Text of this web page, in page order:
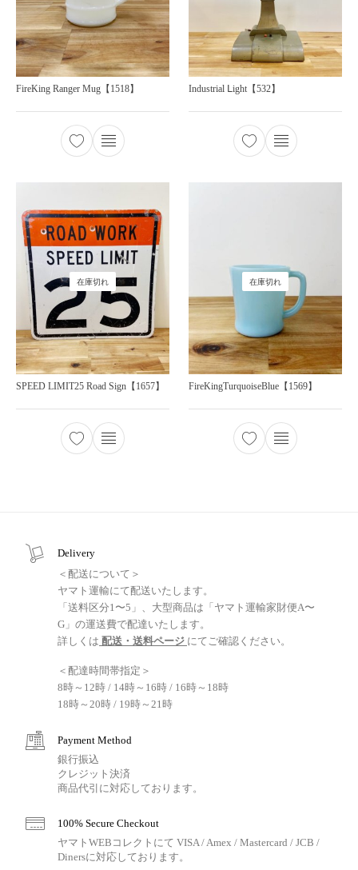
FireKing Ranger Mug【1518】 Industrial Ⅼight【532】
在庫切れ
SPEED LIMIT25 Road Sign【1657】
在庫切れ
FireKingTurquoiseBlue【1569】
Delivery
＜配送について＞
ヤマト運輸にて配送いたします。
「送料区分1〜5」、大型商品は「ヤマト運輸家財便A〜
G」の運送費で配達いたします。
詳しくは 配送・送料ページ にてご確認ください。
＜配達時間帯指定＞
8時～12時 / 14時～16時 / 16時～18時
18時～20時 / 19時～21時
Payment Method
銀行振込
クレジット決済
商品代引に対応しております。
100% Secure Checkout
ヤマトWEBコレクトにて VISA / Amex / Mastercard / JCB /
Dinersに対応しております。